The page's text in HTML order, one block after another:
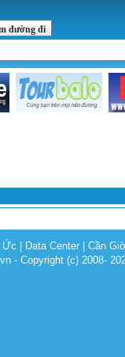
đường đi
Ức Data Center |Cần
- Copyright (c) 2008-